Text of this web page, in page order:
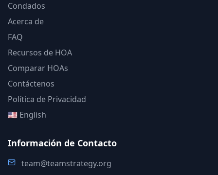
Condados
Acerca de
FAQ
Recursos de HOA
Comparar HOAs
Contáctenos
Política de Privacidad
🇺🇸 English
Información de Contacto
team@teamstrategy.org